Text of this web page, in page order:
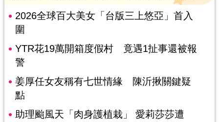
2026全球百大美女「台版三上悠亞」首入
圍
YTR花19萬開箱度假村 竟遇1扯事還被報
警
姜厚任女友稱有七世情緣 陳沂揪關鍵疑
點
助理颱風天「肉身護植栽」 愛莉莎莎遭